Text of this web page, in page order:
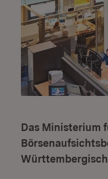
Das Ministerium